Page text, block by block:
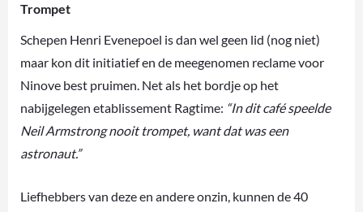
Trompet
Schepen Henri Evenepoel is dan wel geen lid (nog niet)
maar kon dit initiatief en de meegenomen reclame voor
Ninove best pruimen. Net als het bordje op het
nabijgelegen etablissement Ragtime: “In dit café speelde
Neil Armstrong nooit trompet, want dat was een
astronaut.”
Liefhebbers van deze en andere onzin, kunnen de 40